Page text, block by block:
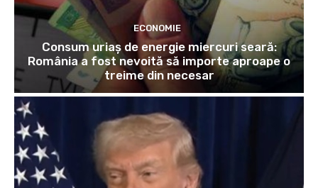
ECONOMIE
Consum uriaș de energie miercuri seară:
România a fost nevoită să importe aproape o
treime din necesar